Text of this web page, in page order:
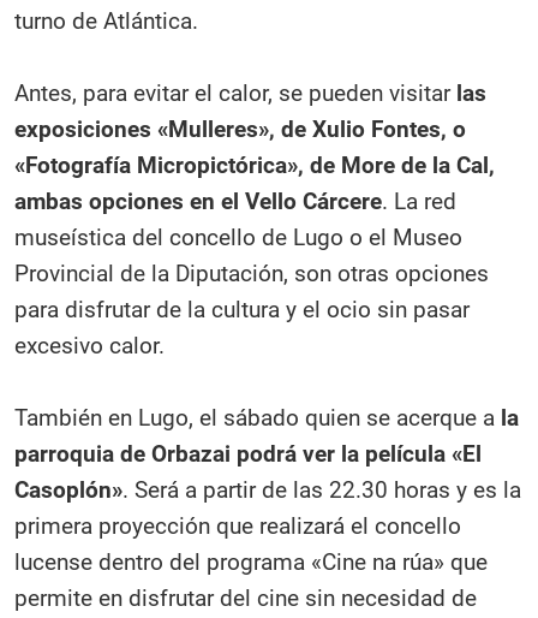
turno de Atlántica.
Antes, para evitar el calor, se pueden visitar las
exposiciones «Mulleres», de Xulio Fontes, o
«Fotografía Micropictórica», de More de la Cal,
ambas opciones en el Vello Cárcere. La red
museística del concello de Lugo o el Museo
Provincial de la Diputación, son otras opciones
para disfrutar de la cultura y el ocio sin pasar
excesivo calor.
También en Lugo, el sábado quien se acerque a la
parroquia de Orbazai podrá ver la película «El
Casoplón». Será a partir de las 22.30 horas y es la
primera proyección que realizará el concello
lucense dentro del programa «Cine na rúa» que
permite en disfrutar del cine sin necesidad de